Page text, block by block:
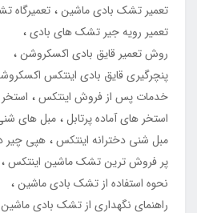
تعمیر تشک بادی ماشین تعمیرگاه
تعمیر رویه جیر تشک های بادی
روش تعمیر قایق بادی اکسکروشن
پنچرگیری قایق بادی اینتکس
خدمات پس از فروش اینتکس
استخر های آماده پرتابل مبل های
مبل شنی دخترانه اینتکس هپی چیر
پر فروش ترین تشک ماشین اینتکس
نحوه استفاده از تشک بادی ماشین
راهنمای نگهداری از تشک بادی ماشین